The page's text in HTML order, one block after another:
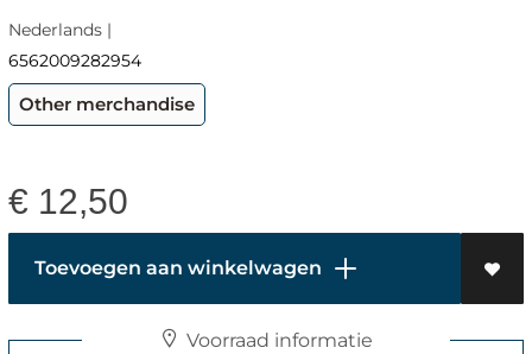
Nederlands |
6562009282954
Other merchandise
€ 12,50
Toevoegen aan winkelwagen
Voorraad informatie